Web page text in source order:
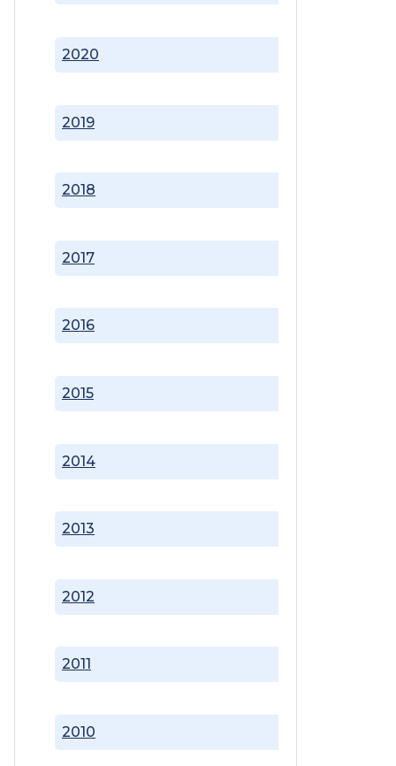
2010
2011
2012
2013
2014
2015
2016
2017
2018
2019
2020